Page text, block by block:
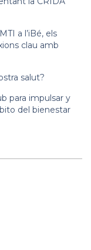
a l’iBé, els
clau amb
salut?
para impulsar y
del bienestar